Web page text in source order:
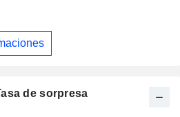
de sorpresa